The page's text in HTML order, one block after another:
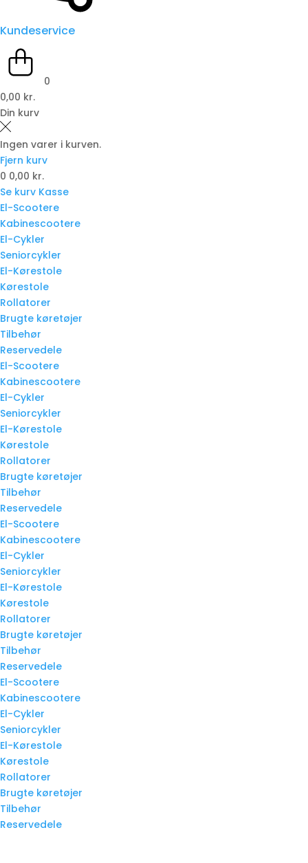
Kundeservice
0
0,00 kr.
Din kurv
Ingen varer i kurven.
Fjern kurv
0 0,00 kr.
Se kurv Kasse
El-Scootere
Kabinescootere
El-Cykler
Seniorcykler
El-Kørestole
Kørestole
Rollatorer
Brugte køretøjer
Tilbehør
Reservedele
El-Scootere
Kabinescootere
El-Cykler
Seniorcykler
El-Kørestole
Kørestole
Rollatorer
Brugte køretøjer
Tilbehør
Reservedele
El-Scootere
Kabinescootere
El-Cykler
Seniorcykler
El-Kørestole
Kørestole
Rollatorer
Brugte køretøjer
Tilbehør
Reservedele
El-Scootere
Kabinescootere
El-Cykler
Seniorcykler
El-Kørestole
Kørestole
Rollatorer
Brugte køretøjer
Tilbehør
Reservedele